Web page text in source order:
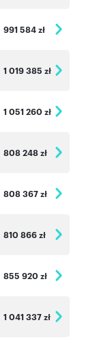
991 584 zł
1 019 385 zł
1 051 260 zł
808 248 zł
808 367 zł
810 866 zł
855 920 zł
1 041 337 zł